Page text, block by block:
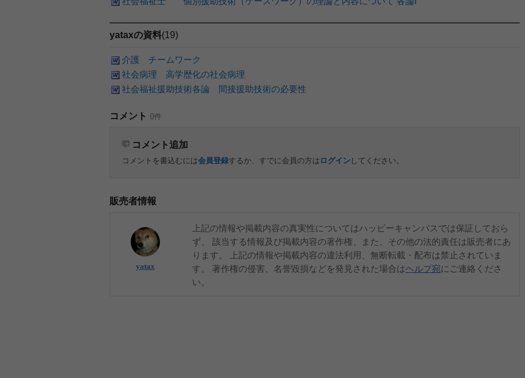
yataxの資料(19)
介護 チームワーク
社会病理 高学歴化の社会病理
社会福祉援助技術各論 間接援助技術の必要性
コメント 0件
コメント追加
コメントを書込むには会員登録するか、すでに会員の方は ログイン してください。
販売者情報
yatax
上記の情報や掲載内容の真実性についてはハッピーキャンパスでは保証しておら
ず、 該当する情報及び掲載内容の著作権、また、その他の法的責任は販売者にあ
ります。 上記の情報や掲載内容の違法利用、無断転載・配布は禁止されていま
す。 著作権の侵害、名誉毀損などを発見された場合はヘルプ宛にご連絡くださ
い。